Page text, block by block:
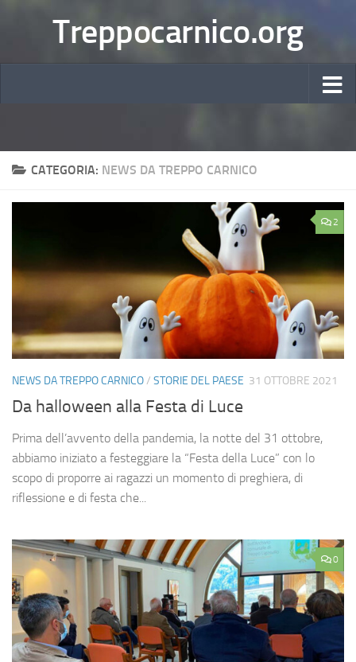
Treppocarnico.org
CATEGORIA: NEWS DA TREPPO CARNICO
2
NEWS DA TREPPO CARNICO/ STORIE DEL PAESE 31 OTTOBRE 2021
Da halloween alla Festa di Luce
Prima dell’avvento della pandemia, la notte del 31 ottobre,
abbiamo iniziato a festeggiare la “Festa della Luce” con lo
scopo di proporre ai ragazzi un momento di preghiera, di
riflessione e di festa che...
0